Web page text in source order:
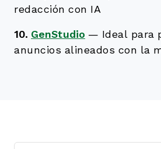
redacción con IA
10. GenStudio — Ideal para
anuncios alineados con la